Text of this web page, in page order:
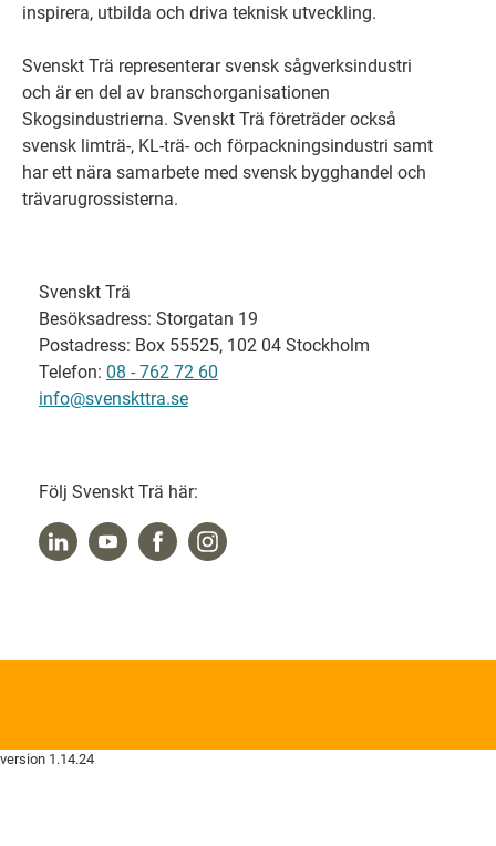
inspirera, utbilda och driva teknisk utveckling.
Svenskt Trä representerar svensk sågverksindustri
och är en del av branschorganisationen
Skogsindustrierna. Svenskt Trä företräder också
svensk limträ-, KL-trä- och förpackningsindustri samt
har ett nära samarbete med svensk bygghandel och
trävarugrossisterna.
Svenskt Trä
Besöksadress: Storgatan 19
Postadress: Box 55525, 102 04 Stockholm
Telefon: 08 - 762 72 60
info@svenskttra.se
Följ Svenskt Trä här:
version 1.14.24